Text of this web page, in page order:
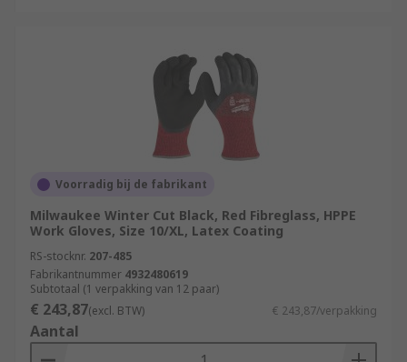
Voorradig bij de fabrikant
Milwaukee Winter Cut Black, Red Fibreglass, HPPE
Work Gloves, Size 10/XL, Latex Coating
RS-stocknr. 207-485
Fabrikantnummer 4932480619
Subtotaal (1 verpakking van 12 paar)
€ 243,87(excl. BTW) € 243,87/verpakking
Aantal